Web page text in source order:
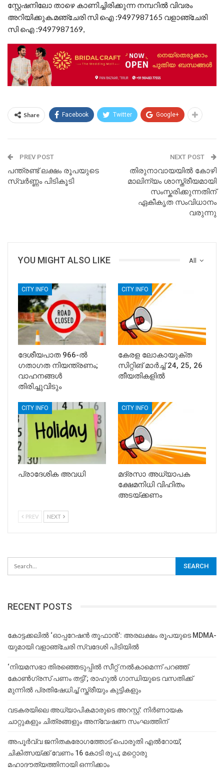
സ്റ്റേഷനിലോ താഴെ കാണിച്ചിരിക്കുന്ന നമ്പറിൽ വിവരം
അറിയിക്കുക.മഞ്ചേരി സി ഐ :9497987165 വളാഞ്ചേരി
സി ഐ :9497987169,
Share Facebook Twitter Google+
PREV POST
പന്ത്രണ്ട് ലക്ഷം രൂപയുടെ
സ്വർണ്ണം പിടികൂടി
NEXT POST
തിരുനാവായയിൽ കോഴി
മാലിന്യം ശാസ്ത്രീയമായി
സംസ്കരിക്കുന്നതിന്
ഏകീകൃത സംവിധാനം
വരുന്നു
All
YOU MIGHT ALSO LIKE
CITY INFO
ദേശീയപാത 966-ൽ
ഗതാഗത നിയന്ത്രണം;
വാഹനങ്ങൾ
തിരിച്ചുവിടും
CITY INFO
കേരള ലോകായുക്ത
സിറ്റിങ് മാര്‍ച്ച് 24, 25, 26
തീയതികളില്‍
CITY INFO
പ്രാദേശിക അവധി
CITY INFO
മദ്രസാ അധ്യാപക
ക്ഷേമനിധി വിഹിതം
അടയ്ക്കണം
PREV NEXT
RECENT POSTS
കോട്ടക്കലിൽ ‘ഓപ്പറേഷൻ തൂഫാൻ’: അരലക്ഷം രൂപയുടെ MDMA-
യുമായി വളാഞ്ചേരി സ്വദേശി പിടിയിൽ
‘നിയമസഭാ തിരഞ്ഞെടുപ്പിൽ സീറ്റ് നൽകാമെന്ന് പറഞ്ഞ്
കോൺഗ്രസ് പണം തട്ടി’; രാഹുൽ ഗാന്ധിയുടെ വസതിക്ക്
മുന്നിൽ പ്രതിഷേധിച്ച് സ്ത്രീയും കുട്ടികളും
വടകരയിലെ അധ്യാപികമാരുടെ അറസ്റ്റ്: നിർണായക
ചാറ്റുകളും ചിത്രങ്ങളും അന്വേഷണ സംഘത്തിന്
അപൂര്‍വ്വ ജനിതകരോഗത്തോട് പൊരുതി എല്‍റോയ്;
ചികിത്സയ്ക്ക് വേണം 16 കോടി രൂപ; മറ്റൊരു
മഹാദൗത്യത്തിനായി ഒന്നിക്കാം